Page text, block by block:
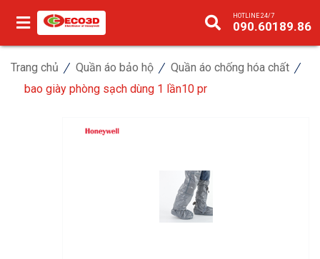
HOTLINE 24/7
090.60189.86
Trang chủ Quần áo bảo hộ
Quần áo chống hóa chất
bao giày phòng sạch dùng 1 lần10 pr